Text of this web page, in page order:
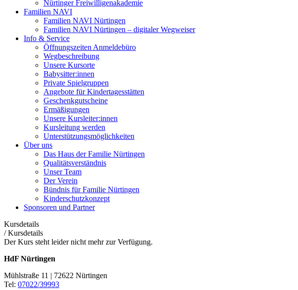
Nürtinger Freiwilligenakademie
Familien NAVI
Familien NAVI Nürtingen
Familien NAVI Nürtingen – digitaler Wegweiser
Info & Service
Öffnungszeiten Anmeldebüro
Wegbeschreibung
Unsere Kursorte
Babysitter:innen
Private Spielgruppen
Angebote für Kindertagesstätten
Geschenkgutscheine
Ermäßigungen
Unsere Kursleiter:innen
Kursleitung werden
Unterstützungsmöglichkeiten
Über uns
Das Haus der Familie Nürtingen
Qualitätsverständnis
Unser Team
Der Verein
Bündnis für Familie Nürtingen
Kinderschutzkonzept
Sponsoren und Partner
Kursdetails
/Kursdetails
Der Kurs steht leider nicht mehr zur Verfügung.
HdF Nürtingen
Mühlstraße 11 | 72622 Nürtingen
Tel: 07022/39993